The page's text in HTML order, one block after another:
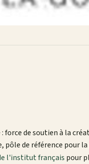
force de soutien à la
pôle de référence pour
l'institut français pour